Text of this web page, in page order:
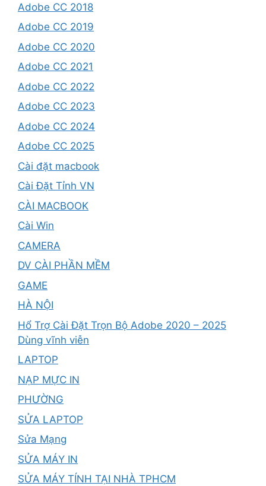
Adobe CC 2018
Adobe CC 2019
Adobe CC 2020
Adobe CC 2021
Adobe CC 2022
Adobe CC 2023
Adobe CC 2024
Adobe CC 2025
Cài đặt macbook
Cài Đặt Tỉnh VN
CÀI MACBOOK
Cài Win
CAMERA
DV CÀI PHẦN MỀM
GAME
HÀ NỘI
Hổ Trợ Cài Đặt Trọn Bộ Adobe 2020 – 2025
Dùng vĩnh viễn
LAPTOP
NẠP MỰC IN
PHƯỜNG
SỬA LAPTOP
Sửa Mạng
SỬA MÁY IN
SỬA MÁY TÍNH TẠI NHÀ TPHCM